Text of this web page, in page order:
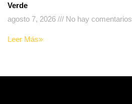
Verde
agosto 7, 2026
No hay comentarios
Leer Más»